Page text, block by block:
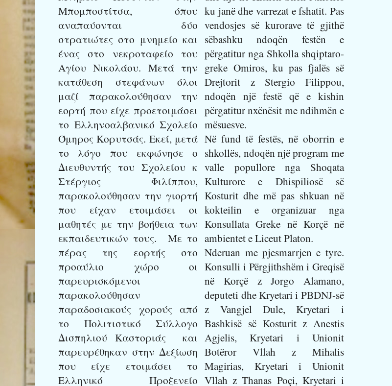
Μπομποστίτσα, όπου
αναπαύονται δύο
στρατιώτες στο μνημείο και
ένας στο νεκροταφείο του
Αγίου Νικολάου. Μετά την
κατάθεση στεφάνων όλοι
μαζί παρακολούθησαν την
εορτή που είχε προετοιμάσει
το Ελληνοαλβανικό Σχολείο
Όμηρος Κορυτσάς. Εκεί, μετά
το λόγο που εκφώνησε ο
Διευθυντής του Σχολείου κ
Στέργιος Φιλίππου,
παρακολούθησαν την γιορτή
που είχαν ετοιμάσει οι
μαθητές με την βοήθεια των
εκπαιδευτικών τους.
Με το
πέρας της εορτής στο
προαύλιο χώρο οι
παρευρισκόμενοι
παρακολούθησαν
παραδοσιακούς χορούς από
το Πολιτιστικό Σύλλογο
Δισπηλιού Καστοριάς
και
παρευρέθηκαν στην Δεξίωση
που είχε ετοιμάσει το
Ελληνικό Προξενείο
ku janë dhe varrezat e fshatit. Pas
vendosjes së kurorave të gjithë
sëbashku ndoqën festën e
përgatitur nga Shkolla shqiptaro-
greke Omiros, ku pas fjalës së
Drejtorit z Stergio Filippou,
ndoqën një festë që e kishin
përgatitur nxënësit me ndihmën e
mësuesve.
Në fund të festës, në oborrin e
shkollës, ndoqën një program me
valle popullore nga Shoqata
Kulturore e Dhispiliosë së
Kosturit dhe më pas shkuan në
kokteilin e organizuar nga
Konsullata Greke në Korçë në
ambientet e Liceut Platon.
Nderuan me pjesmarrjen e tyre.
Konsulli i Përgjithshëm i Greqisë
në Korçë z Jorgo Alamano,
deputeti dhe Kryetari i PBDNJ-së
z Vangjel Dule, Kryetari i
Bashkisë së Kosturit z Anestis
Agjelis, Kryetari i Unionit
Botëror Vllah z Mihalis
Magirias, Kryetari i Unionit
Vllah z Thanas Poçi, Kryetari i